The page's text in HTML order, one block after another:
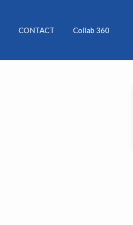
CONTACT Collab 360